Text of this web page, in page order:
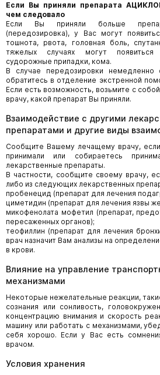
Если Вы приняли препарата
чем следовало
Если Вы приняли больше
(передозировка), у Вас могут
тошнота, рвота, головная боль,
тяжелых случаях могут
судорожные припадки, кома.
В случае передозировки немедленно
обратитесь в отделение экстренной
Если есть возможность, возьмите с
врачу, какой препарат Вы приняли.
Взаимодействие с другими
препаратами и другие виды
Сообщите Вашему лечащему врачу,
принимали или собираетесь
лекарственные препараты.
В частности, сообщите своему врачу,
либо из следующих лекарственных
пробенецид (препарат для лечения
циметидин (препарат для лечения язвы
микофенолата мофетил (препарат,
пересаженных органов);
теофиллин (препарат для лечения
врач назначит Вам анализы на
в крови.
Влияние на управление
механизмами
Некоторые нежелательные реакции,
сознания или сонливость,
концентрацию внимания и скорость
машину или работать с механизмами,
себя хорошо. Если у Вас есть
врачом.
Условия хранения